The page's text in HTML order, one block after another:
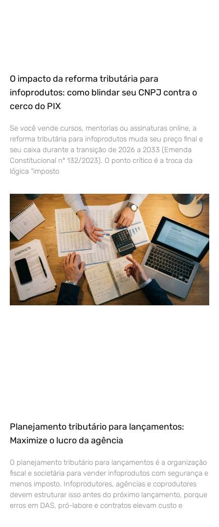
O impacto da reforma tributária para
infoprodutos: como blindar seu CNPJ contra o
cerco do PIX
Se você vende cursos, mentorias ou assinaturas online, a
reforma tributária para infoprodutos muda seu preço final e
seu caixa durante a transição de 2026 a 2033 (Emenda
Constitucional nº 132/2023). O ponto crítico é a troca da
lógica “imposto
Planejamento tributário para lançamentos:
Maximize o lucro da agência
O planejamento tributário para lançamentos é a organização
fiscal e societária para vender infoprodutos com segurança e
menos imposto. Infoprodutores, agências e coprodutores
devem estruturar isso antes do próximo lançamento, porque
erros em DAS, pró-labore e contratos elevam custo e